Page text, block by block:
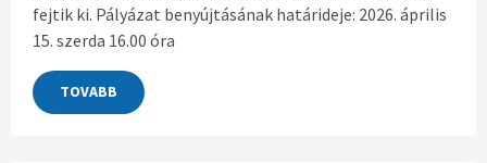
fejtik ki. Pályázat benyújtásának határideje: 2026. április
15. szerda 16.00 óra
TOVABB